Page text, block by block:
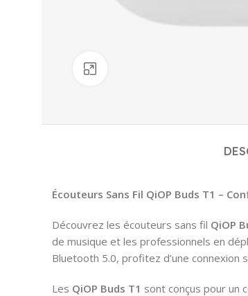
Écouteurs Sans Fil QiOP Buds T1 –
Découvrez les écouteurs sans fil QiOP
de musique et les professionnels en
Bluetooth 5.0, profitez d’une connexion
Les QiOP Buds T1 sont conçus pour un